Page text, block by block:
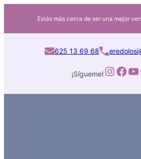
Estás más cerca de ser una mejor
625 13 69 68
¡Sígueme!Instagram Facebook YouTube